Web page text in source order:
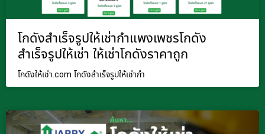
โกดังสำเร็จรูปให้เช่ากำแพงเพชรโกดัง
สำเร็จรูปให้เช่า ให้เช่าโกดังราคาถูก
โกดังให้เช่า.com โกดังสำเร็จรูปให้เช่ากำ